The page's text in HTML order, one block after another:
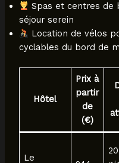
Spas et centres de
séjour serein
Location de vélos
cyclables du bord de
Hôtel
Prix à
partir
de
(€)
Le